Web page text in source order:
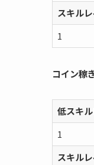
スキル
1
コイン稼
低スキ
1
スキル